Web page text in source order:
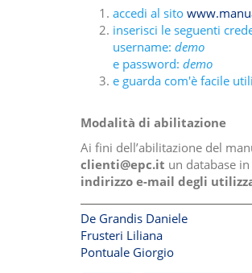
accedi al sito
inserisci le seguenti
username: demo
e password: demo
e guarda com'è facile
Modalità di abilitazione
Ai fini dell’abilitazione del
clienti@epc.it un database
indirizzo e-mail degli
De Grandis Daniele
Frusteri Liliana
Pontuale Giorgio